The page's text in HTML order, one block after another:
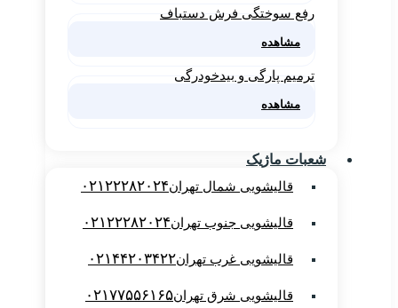
رفع سوختگی فرش دستباف
مشاهده
ترمیم پارگی و بیدخودرگی
مشاهده
شعبات ماژیک
قالیشویی شمال تهران۰۲۱۲۲۲۸۲۰۲۴
قالیشویی جنوب تهران۰۲۱۲۲۲۸۲۰۲۴
قالیشویی غرب تهران۰۲۱۴۴۲۰۳۴۲۲
قالیشویی شرق تهران۰۲۱۷۷۵۵۶۱۶۵